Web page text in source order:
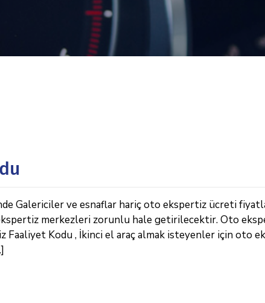
Galericiler ve esnaflar hariç oto ekspertiz ücreti
merkezleri zorunlu hale getirilecektir. Oto
Kodu , İkinci el araç almak isteyenler için oto